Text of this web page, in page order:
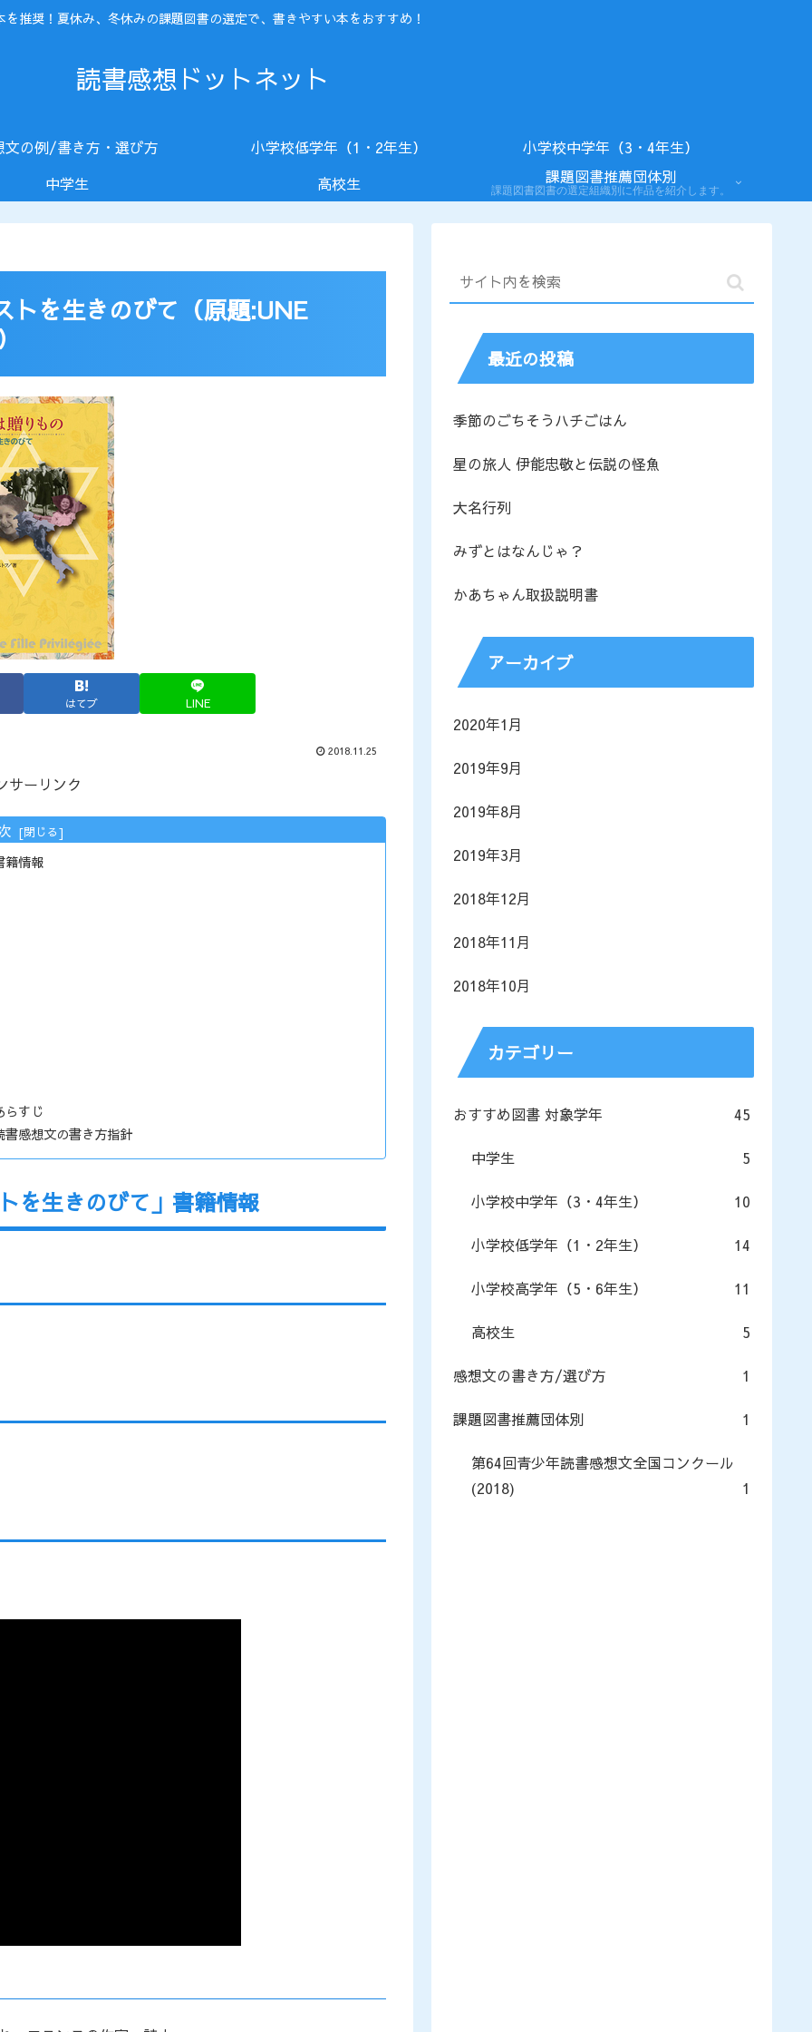
を推奨！夏休み、冬休みの課題図書の選定で、書きやすい本をおすすめ！
読書感想ドットネット
文の例/書き方・選び方 小学校低学年（1・2年生）
小学校中学年（3・4年生）
中学生
高校生 課題図書推薦団体別
課題図書図書の選定組織別に作品を紹介します。
トを生きのびて（原題:UNE
はてブ LINE
2018.11.25
サーリンク
籍情報
らすじ
感想文の書き方指針
を生きのびて」書籍情報
最近の投稿
季節のごちそうハチごはん
星の旅人 伊能忠敬と伝説の怪魚
大名行列
みずとはなんじゃ？
かあちゃん取扱説明書
アーカイブ
2020年1月
2019年9月
2019年8月
2019年3月
2018年12月
2018年11月
2018年10月
カテゴリー
おすすめ図書 対象学年 45
中学生 5
小学校中学年（3・4年生） 10
小学校低学年（1・2年生） 14
小学校高学年（5・6年生） 11
高校生 5
感想文の書き方/選び方 1
課題図書推薦団体別 1
第64回青少年読書感想文全国コンクール
(2018)
1